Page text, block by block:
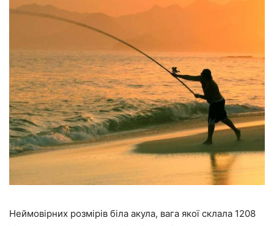
Неймовірних розмірів біла акула, вага якої склала 1208